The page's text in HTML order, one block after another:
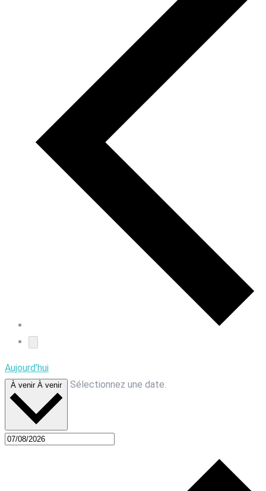
Aujourd’hui
À venir À venir Sélectionnez une date.